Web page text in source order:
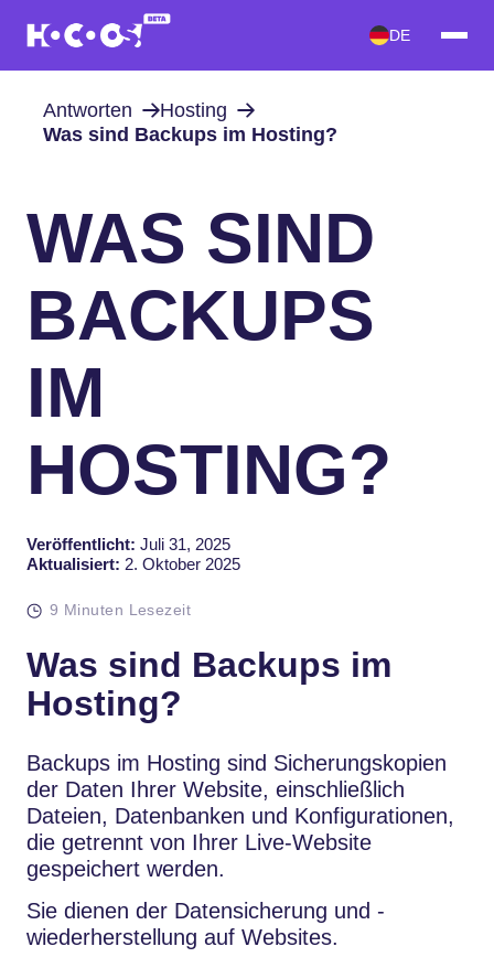
DE
Antworten
Hosting
Was sind Backups im Hosting?
WAS SIND
BACKUPS
IM
HOSTING?
Veröffentlicht: Juli 31, 2025
Aktualisiert: 2. Oktober 2025
9 Minuten Lesezeit
Was sind Backups im
Hosting?
Backups im Hosting sind Sicherungskopien
der Daten Ihrer Website, einschließlich
Dateien, Datenbanken und Konfigurationen,
die getrennt von Ihrer Live-Website
gespeichert werden.
Sie dienen der Datensicherung und -
wiederherstellung auf Websites.